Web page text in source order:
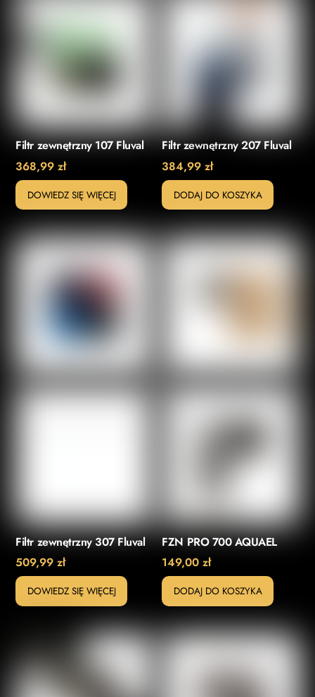
Filtr zewnętrzny 107 Fluval
368,99zł
DOWIEDZ SIĘ WIĘCEJ
Filtr zewnętrzny 207 Fluval
384,99zł
DODAJ DO KOSZYKA
Filtr zewnętrzny 307 Fluval
509,99zł
DOWIEDZ SIĘ WIĘCEJ
FZN PRO 700 AQUAEL
149,00zł
DODAJ DO KOSZYKA